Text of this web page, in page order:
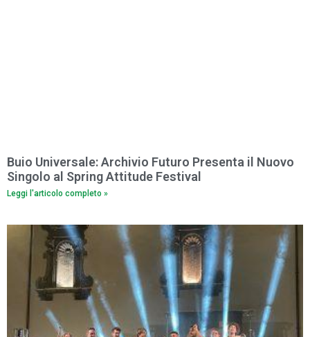
Buio Universale: Archivio Futuro Presenta il Nuovo
Singolo al Spring Attitude Festival
Leggi l'articolo completo »